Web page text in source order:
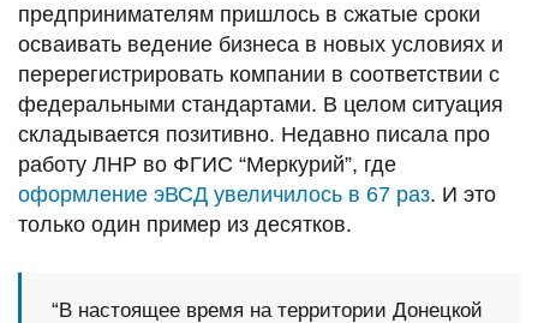
предпринимателям пришлось в сжатые сроки
осваивать ведение бизнеса в новых условиях и
перерегистрировать компании в соответствии с
федеральными стандартами. В целом ситуация
складывается позитивно. Недавно писала про
работу ЛНР во ФГИС “Меркурий”, где
оформление эВСД увеличилось в 67 раз. И это
только один пример из десятков.
“В настоящее время на территории Донецкой